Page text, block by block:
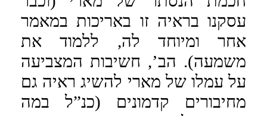
עסקנו בראיה זו באריכות במאמר
אחר ומיוחד לה, ללמוד את
משמעה). הב’, חשיבות המצביעה
על עמלו של מארי להשיג ראיה גם
מחיבורים קדמונים (כנ”ל במה